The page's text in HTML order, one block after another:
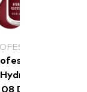
Hydrating Lip
Drippin In Rose